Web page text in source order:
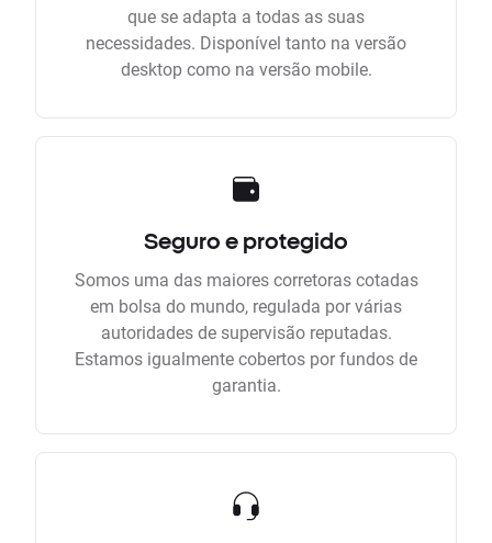
que se adapta a todas as suas
necessidades. Disponível tanto na versão
desktop como na versão mobile.
Seguro e protegido
Somos uma das maiores corretoras cotadas
em bolsa do mundo, regulada por várias
autoridades de supervisão reputadas.
Estamos igualmente cobertos por fundos de
garantia.